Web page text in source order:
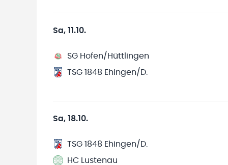
Sa, 11.10.
SG Hofen/Hüttlingen
TSG 1848 Ehingen/D.
Sa, 18.10.
TSG 1848 Ehingen/D.
HC Lustenau